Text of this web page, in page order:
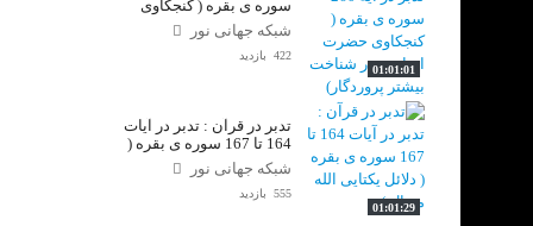
01:01:01
سوره ی بقره ( کنجکاوی
حضرت ابراهیم در شناخت
بیشتر پروردگار)
شبکه جهانی نور
422 بازدید
01:01:29
تدبر در قرآن : تدبر در آیات
164 تا 167 سوره ی بقره (
دلائل یکتایی الله متعال )
شبکه جهانی نور
555 بازدید